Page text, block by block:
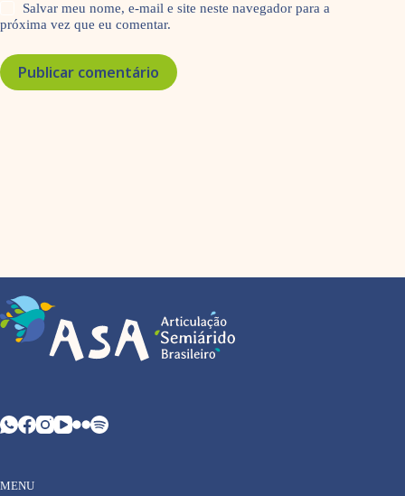
Salvar meu nome, e-mail e site neste navegador para a
próxima vez que eu comentar.
Publicar comentário
MENU